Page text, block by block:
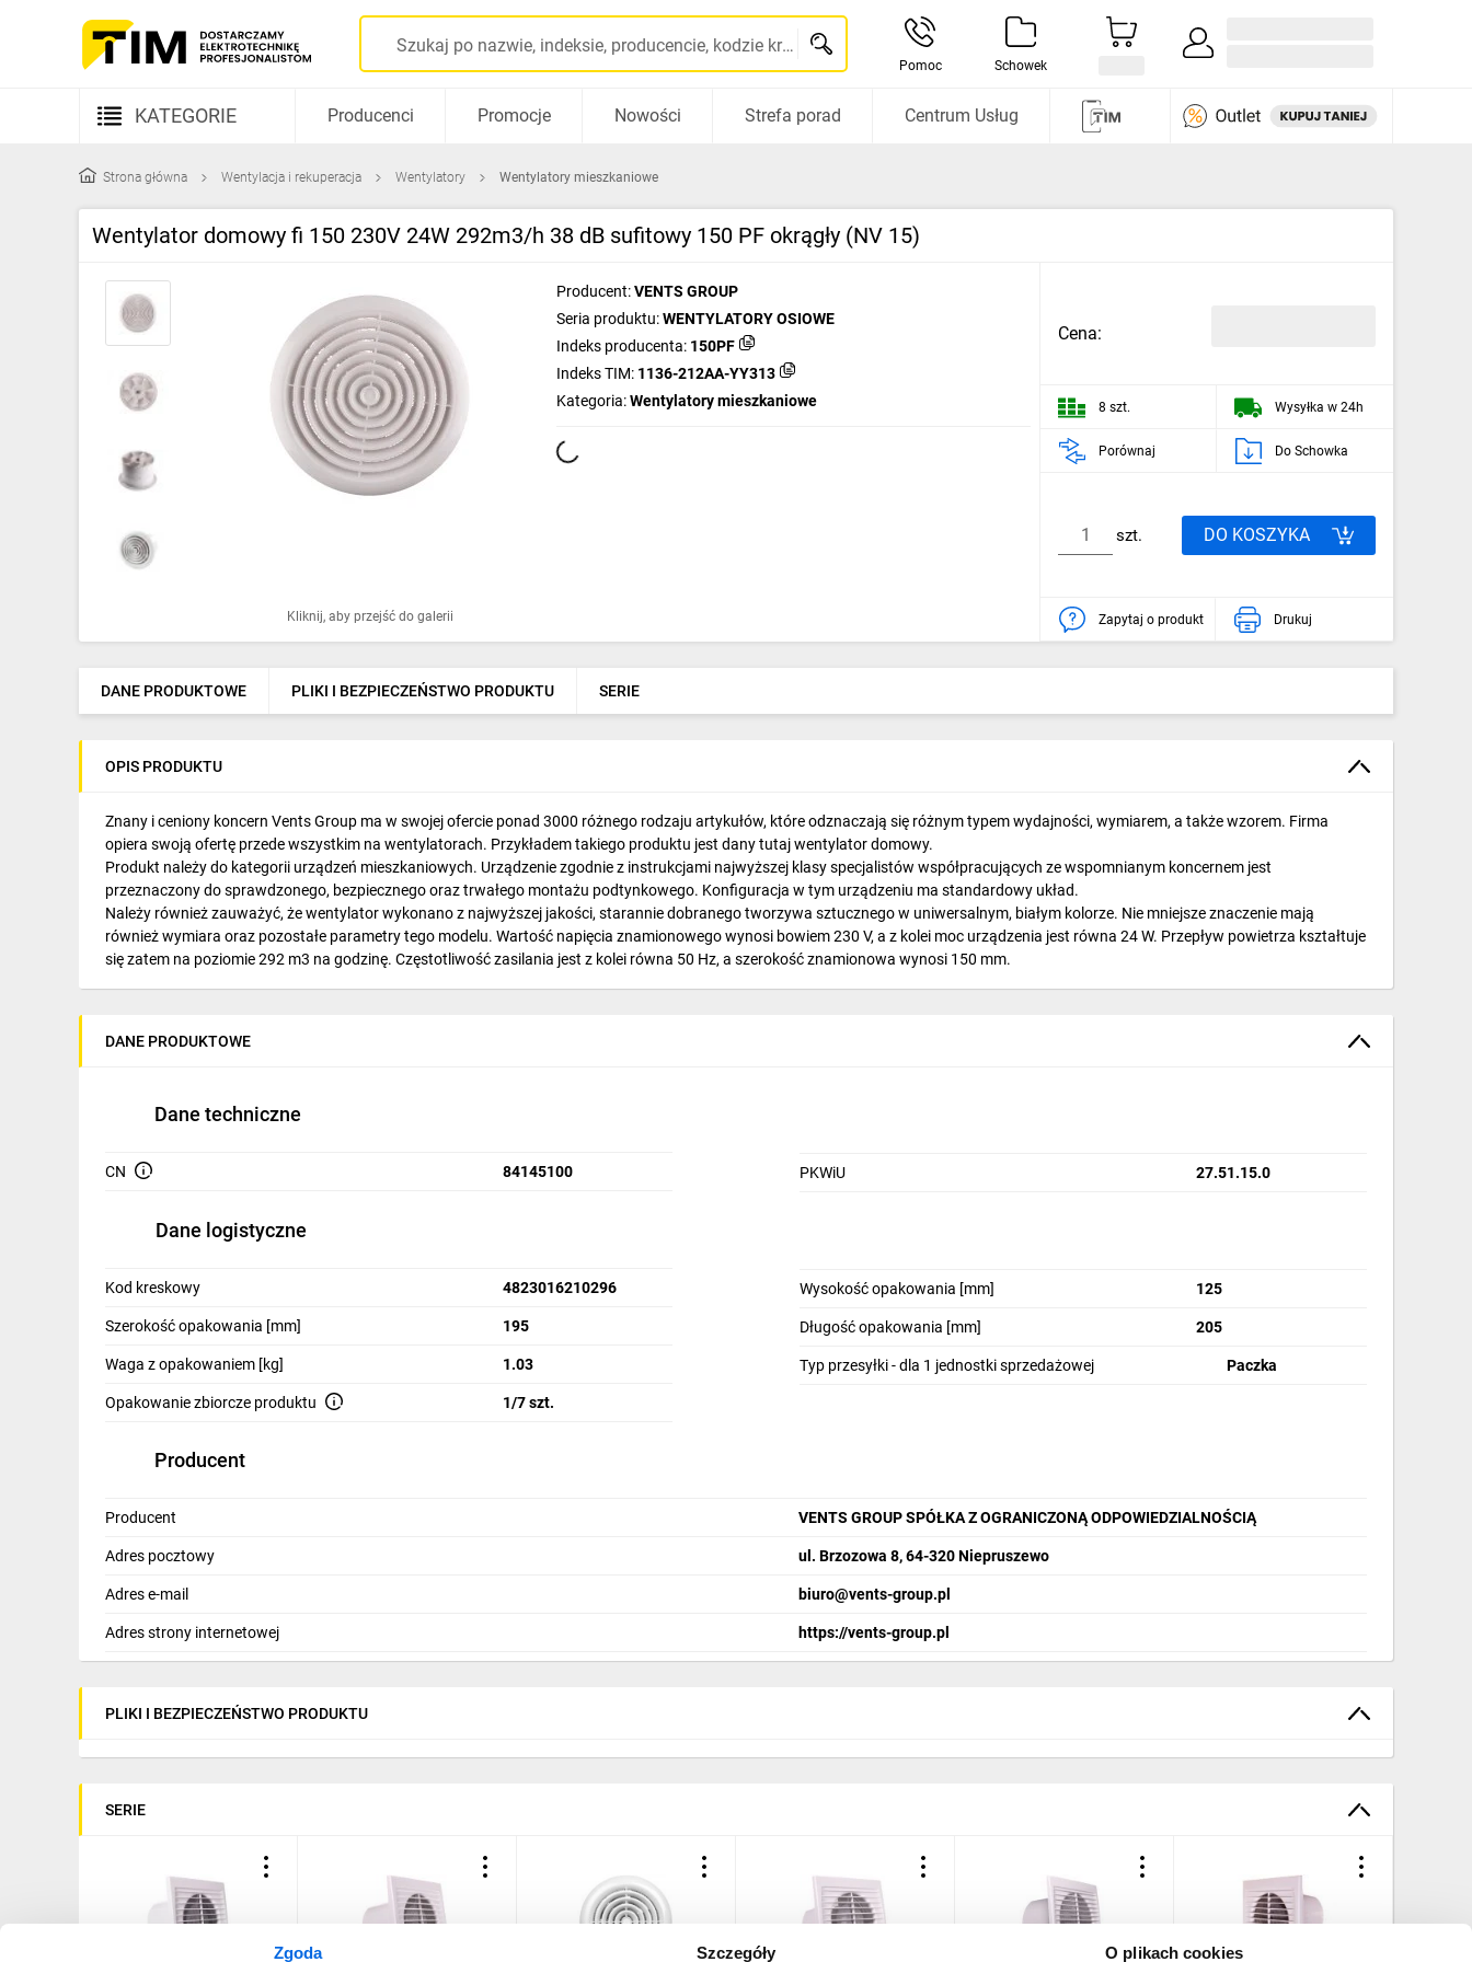
Zgoda Szczegóły O plikach cookies
Szukaj po nazwie, indeksie, producencie, kodzie kreskowym...
Pomoc Schowek
KATEGORIE
Kable i przewody
Rozdzielnice i obudowy
Elementy prowadzenia kabli
Gniazda i łączniki
Oprawy oświetleniowe
Pompy ciepła
Ogrzewanie
Elektronarzędzia i mierniki
Napędy elektryczne
Pneumatyka
Dom i ogród
Klimatyzacja
Odzież ochronna i BHP
Elektronika
Producenci Promocje Nowości Strefa porad Centrum Usług
Strona główna Wentylacja i rekuperacja Wentylatory Wentylatory mieszkaniowe
Wentylator domowy fi 150 230V 24W 292m3/h 38 dB sufitowy 150 PF okrągły (NV 15)
Kliknij, aby przejść do galerii
Producent:VENTS GROUP
Seria produktu:WENTYLATORY OSIOWE
Indeks producenta: 150PF
Indeks TIM: 1136-212AA-YY313
Kategoria:Wentylatory mieszkaniowe
Cena:
8 szt. Wysyłka w 24h
Porównaj Do Schowka
szt. DO KOSZYKA
Zapytaj o produkt Drukuj
DANE PRODUKTOWE PLIKI I BEZPIECZEŃSTWO PRODUKTU SERIE
OPIS PRODUKTU
Znany i ceniony koncern Vents Group ma w swojej ofercie ponad 3000 różnego rodzaju artykułów, które odznaczają się różnym typem wydajności, wymiarem, a także wzorem. Firma
opiera swoją ofertę przede wszystkim na wentylatorach. Przykładem takiego produktu jest dany tutaj wentylator domowy.
Produkt należy do kategorii urządzeń mieszkaniowych. Urządzenie zgodnie z instrukcjami najwyższej klasy specjalistów współpracujących ze wspomnianym koncernem jest
przeznaczony do sprawdzonego, bezpiecznego oraz trwałego montażu podtynkowego. Konfiguracja w tym urządzeniu ma standardowy układ.
Należy również zauważyć, że wentylator wykonano z najwyższej jakości, starannie dobranego tworzywa sztucznego w uniwersalnym, białym kolorze. Nie mniejsze znaczenie mają
również wymiara oraz pozostałe parametry tego modelu. Wartość napięcia znamionowego wynosi bowiem 230 V, a z kolei moc urządzenia jest równa 24 W. Przepływ powietrza kształtuje
się zatem na poziomie 292 m3 na godzinę. Częstotliwość zasilania jest z kolei równa 50 Hz, a szerokość znamionowa wynosi 150 mm.
DANE PRODUKTOWE
Dane techniczne
CN 84145100 PKWiU 27.51.15.0
Dane logistyczne
Kod kreskowy 4823016210296
Szerokość opakowania [mm] 195
Waga z opakowaniem [kg] 1.03
Opakowanie zbiorcze produktu 1/7 szt.
Wysokość opakowania [mm] 125
Długość opakowania [mm] 205
Typ przesyłki - dla 1 jednostki sprzedażowej Paczka
Producent
Producent VENTS GROUP SPÓŁKA Z OGRANICZONĄ ODPOWIEDZIALNOŚCIĄ
Adres pocztowy ul. Brzozowa 8, 64-320 Niepruszewo
Adres e-mail biuro@vents-group.pl
Adres strony internetowej https://vents-group.pl
PLIKI I BEZPIECZEŃSTWO PRODUKTU
SERIE